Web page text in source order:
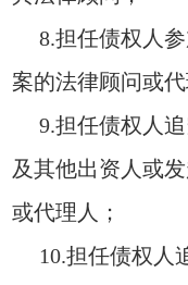
8.担任债权人参
案的法律顾问或代
9.担任债权人追
及其他出资人或
或代理人；
10.担任债权人